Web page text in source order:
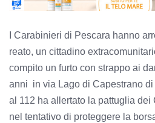
I Carabinieri di Pescara hanno
reato, un cittadino
compito un furto con strappo ai
anni in via Lago di Capestrano
al 112 ha allertato la pattuglia dei
nel tentativo di proteggere la